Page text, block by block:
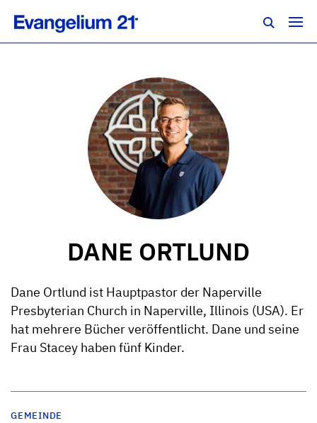
DANE ORTLUND
Dane Ortlund ist Hauptpastor der Naperville
Presbyterian Church in Naperville, Illinois (USA). Er
hat mehrere Bücher veröffentlicht. Dane und seine
Frau Stacey haben fünf Kinder.
GEMEINDE